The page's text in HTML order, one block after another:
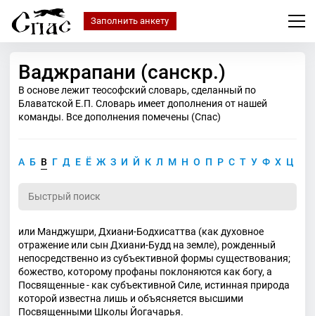
Заполнить анкету
Ваджрапани (санскр.)
В основе лежит теософский словарь, сделанный по
Блаватской Е.П. Словарь имеет дополнения от нашей
команды. Все дополнения помечены (Спас)
А Б В Г Д Е Ё Ж З И Й К Л М Н О П Р С Т У Ф Х Ц
или Манджушри, Дхиани-Бодхисаттва (как духовное
отражение или сын Дхиани-Будд на земле), рожденный
непосредственно из субъективной формы существования;
божество, которому профаны поклоняются как богу, а
Посвященные - как субъективной Силе, истинная природа
которой известна лишь и объясняется высшими
Посвященными Школы Йогачарья.